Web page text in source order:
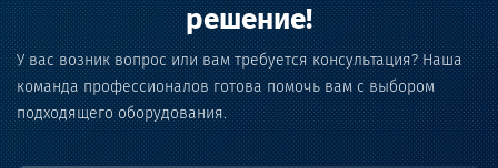
решение!
У вас возник вопрос или вам требуется консультация? Наша
команда профессионалов готова помочь вам с выбором
подходящего оборудования.